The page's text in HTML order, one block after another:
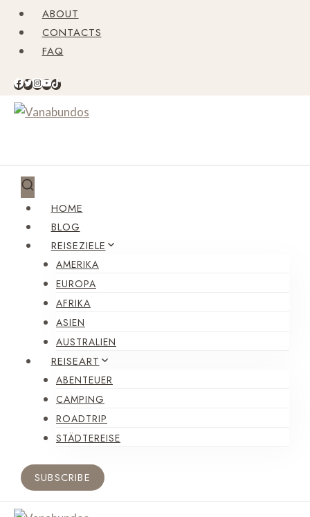
Zum
Inhalt
springen
ABOUT
CONTACTS
FAQ
HOME
BLOG
REISEZIELE
AMERIKA
EUROPA
AFRIKA
ASIEN
AUSTRALIEN
REISEART
ABENTEUER
CAMPING
ROADTRIP
STÄDTEREISE
SUBSCRIBE